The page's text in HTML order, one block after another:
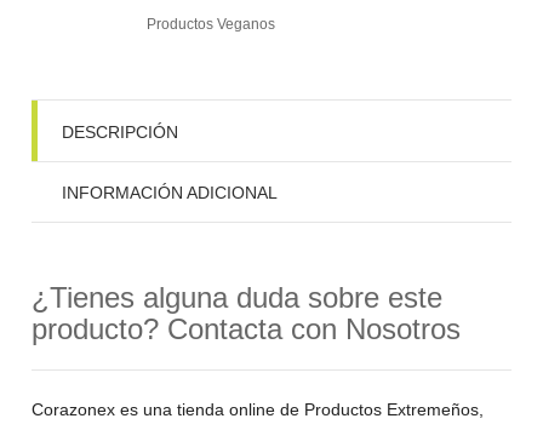
Productos Veganos
DESCRIPCIÓN
INFORMACIÓN ADICIONAL
¿Tienes alguna duda sobre este
producto? Contacta con Nosotros
Corazonex es una tienda online de Productos Extremeños,